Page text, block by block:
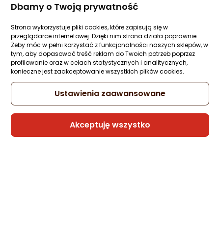
Dbamy o Twoją prywatność
Strona wykorzystuje pliki cookies, które zapisują się w
przeglądarce internetowej. Dzięki nim strona działa poprawnie.
Żeby móc w pełni korzystać z funkcjonalności naszych sklepów, w
tym, aby dopasować treść reklam do Twoich potrzeb poprzez
profilowanie oraz w celach statystycznych i analitycznych,
konieczne jest zaakceptowanie wszystkich plików cookies.
Ustawienia zaawansowane
Akceptuję wszystko